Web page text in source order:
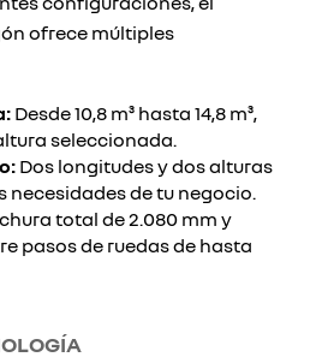
ofrece múltiples
Desde 10,8 m³ hasta 14,8 m³,
seleccionada.
Dos longitudes y dos alturas
necesidades de tu negocio.
total de 2.080 mm y
pasos de ruedas de hasta